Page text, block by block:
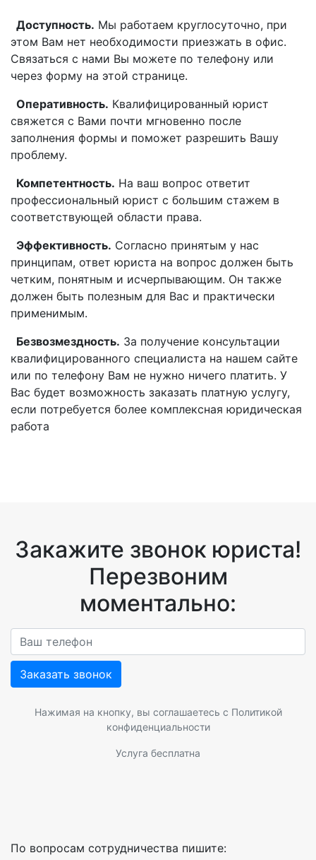
Доступность. Мы работаем круглосуточно, при
этом Вам нет необходимости приезжать в офис.
Связаться с нами Вы можете по телефону или
через форму на этой странице.
Оперативность. Квалифицированный юрист
свяжется с Вами почти мгновенно после
заполнения формы и поможет разрешить Вашу
проблему.
Компетентность. На ваш вопрос ответит
профессиональный юрист с большим стажем в
соответствующей области права.
Эффективность. Согласно принятым у нас
принципам, ответ юриста на вопрос должен быть
четким, понятным и исчерпывающим. Он также
должен быть полезным для Вас и практически
применимым.
Безвозмездность. За получение консультации
квалифицированного специалиста на нашем сайте
или по телефону Вам не нужно ничего платить. У
Вас будет возможность заказать платную услугу,
если потребуется более комплексная юридическая
работа
Закажите звонок юриста!
Перезвоним
моментально:
Заказать звонок
Нажимая на кнопку, вы соглашаетесь с Политикой
конфиденциальности
Услуга бесплатна
По вопросам сотрудничества пишите: